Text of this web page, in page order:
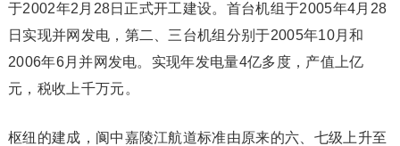
于2002年2月28日正式开工建设。首台机组于2005年4月28
日实现并网发电，第二、三台机组分别于2005年10月和
2006年6月并网发电。实现年发电量4亿多度，产值上亿
元，税收上千万元。
枢纽的建成，阆中嘉陵江航道标准由原来的六、七级上升至